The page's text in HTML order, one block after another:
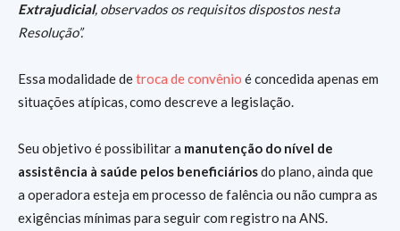
Extrajudicial, observados os requisitos dispostos nesta
Resolução”.
Essa modalidade detroca de convênio é concedida apenas em
situações atípicas, como descreve a legislação.
Seu objetivo é possibilitar a manutenção do nível de
assistência à saúde pelos beneficiáriosdo plano, ainda que
a operadora esteja em processo de falência ou não cumpra as
exigências mínimas para seguir com registro na ANS.